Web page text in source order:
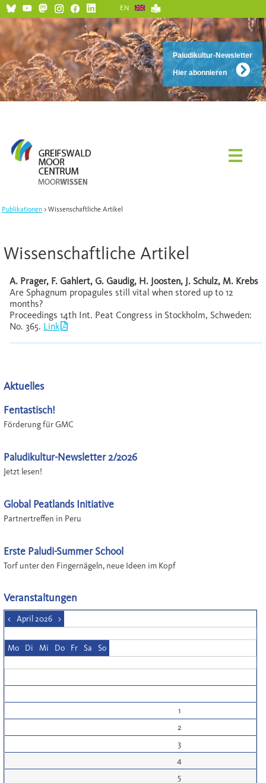
Paludikultur-Newsletter
Hier abonnieren
EN
Publikationen Wissenschaftliche Artikel
Wissenschaftliche Artikel
A. Prager, F. Gahlert, G. Gaudig, H. Joosten, J. Schulz, M. Krebs
Are Sphagnum propagules still vital when stored up to 12
months?
Proceedings 14th Int. Peat Congress in Stockholm, Schweden:
No. 365. Link
Aktuelles
Fentastisch!
Förderung für GMC
Paludikultur-Newsletter 2/2026
Jetzt lesen!
Global Peatlands Initiative
Partnertreffen in Peru
Erste Paludi-Summer School
Torf unter den Fingernägeln, neue Ideen im Kopf
Veranstaltungen
< April 2026 >
Mo Di Mi Do Fr Sa So
1
2
3
4
5